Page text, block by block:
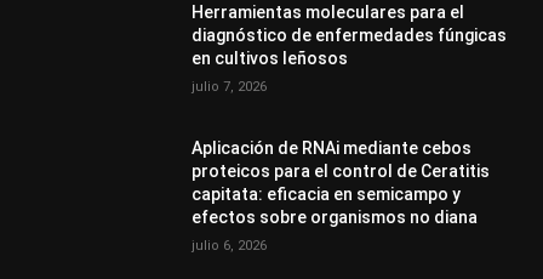
Herramientas moleculares para el
diagnóstico de enfermedades fúngicas
en cultivos leñosos
julio 7, 2026
Aplicación de RNAi mediante cebos
proteicos para el control de Ceratitis
capitata: eficacia en semicampo y
efectos sobre organismos no diana
julio 6, 2026